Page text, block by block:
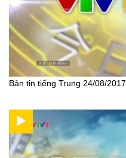
Bản tin tiếng Trung 24/08/2017